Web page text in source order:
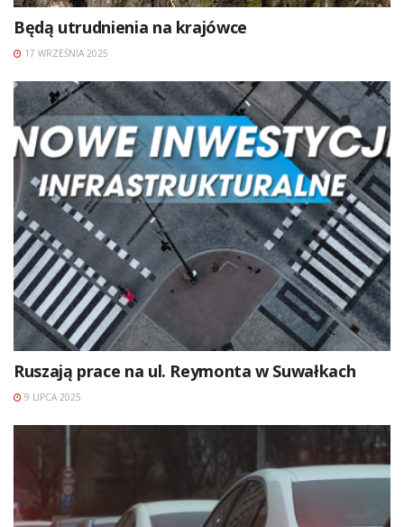
Będą utrudnienia na krajówce
17 WRZEŚNIA 2025
Ruszają prace na ul. Reymonta w Suwałkach
9 LIPCA 2025